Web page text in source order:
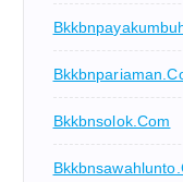
Bkkbnsolok.com